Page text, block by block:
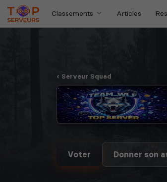
Classements Articles
Serveur Squad
Voter Donner son